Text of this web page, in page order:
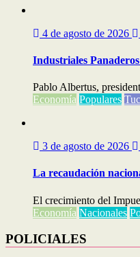
4 de agosto de 2026
Industriales
Pablo Albertus,
Economía Populares
3 de agosto de 2026
La recaudación
El crecimiento del
Economía Nacionales
POLICIALES